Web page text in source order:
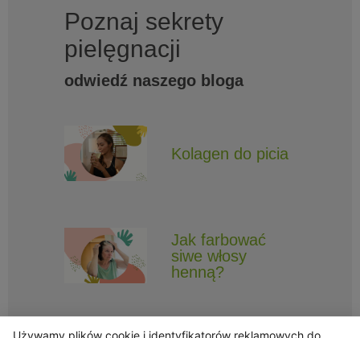
Poznaj sekrety
pielęgnacji
odwiedź naszego bloga
Kolagen do picia
Jak farbować
siwe włosy
henną?
Używamy plików cookie i identyfikatorów reklamowych do